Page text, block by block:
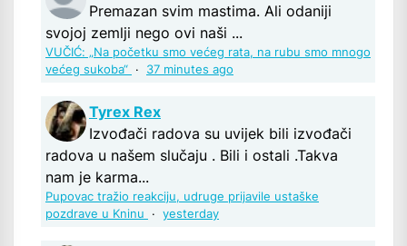
Premazan svim mastima. Ali odaniji
svojoj zemlji nego ovi naši ...
VUČIĆ: „Na početku smo većeg rata, na rubu smo mnogo
većeg sukoba“ · 37 minutes ago
Tyrex Rex
Izvođači radova su uvijek bili izvođači
radova u našem slučaju . Bili i ostali .Takva
nam je karma...
Pupovac tražio reakciju, udruge prijavile ustaške
pozdrave u Kninu
· yesterday